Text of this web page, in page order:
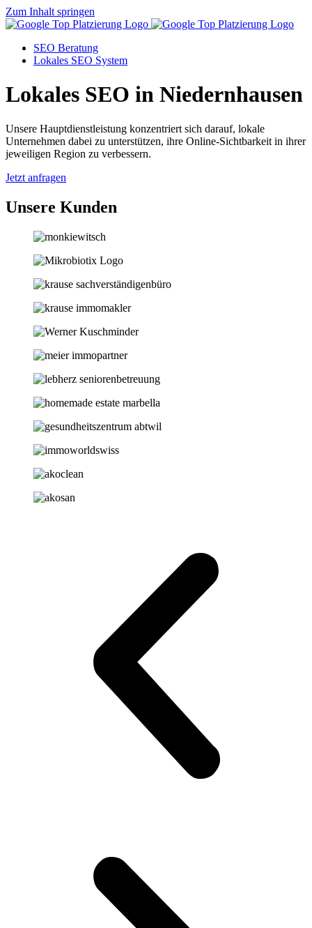
Zum Inhalt springen
SEO Beratung
Lokales SEO System
Lokales SEO in Niedernhausen
Unsere Hauptdienstleistung konzentriert sich darauf, lokale
Unternehmen dabei zu unterstützen, ihre Online-Sichtbarkeit in ihrer
jeweiligen Region zu verbessern.
Jetzt anfragen
Unsere Kunden